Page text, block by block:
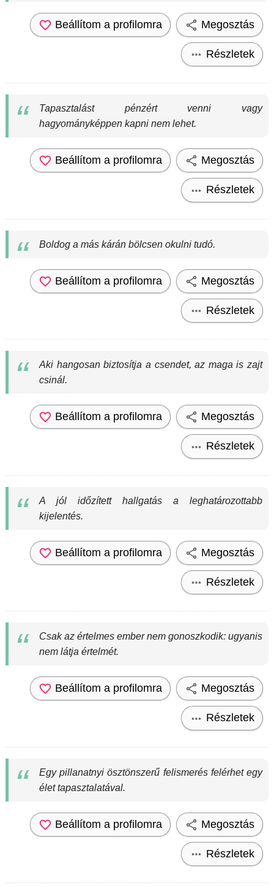
Beállítom a profilomra Megosztás
Részletek
Tapasztalást pénzért venni vagy
hagyományképpen kapni nem lehet.
Beállítom a profilomra Megosztás
Részletek
Boldog a más kárán bölcsen okulni tudó.
Beállítom a profilomra Megosztás
Részletek
Aki hangosan biztosítja a csendet, az maga is zajt
csinál.
Beállítom a profilomra Megosztás
Részletek
A jól időzített hallgatás a leghatározottabb
kijelentés.
Beállítom a profilomra Megosztás
Részletek
Csak az értelmes ember nem gonoszkodik: ugyanis
nem látja értelmét.
Beállítom a profilomra Megosztás
Részletek
Egy pillanatnyi ösztönszerű felismerés felérhet egy
élet tapasztalatával.
Beállítom a profilomra Megosztás
Részletek